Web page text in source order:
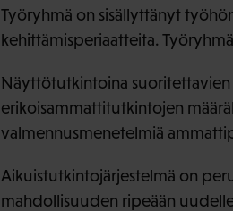
Työryhmä on sisällyttänyt
kehittämisperiaatteita.
Näyttötutkintoina
erikoisammattitutkintojen
valmennusmenetelmiä
Aikuistutkintojärjestelmä on
mahdollisuuden ripeään